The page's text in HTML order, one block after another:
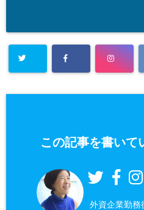
この記事を書いて
外資企業勤務